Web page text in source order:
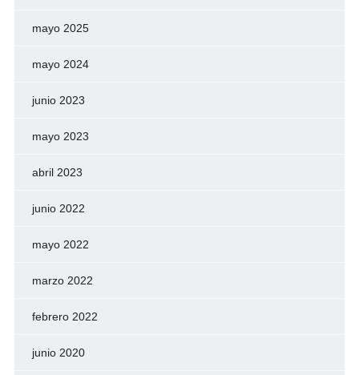
mayo 2025
mayo 2024
junio 2023
mayo 2023
abril 2023
junio 2022
mayo 2022
marzo 2022
febrero 2022
junio 2020